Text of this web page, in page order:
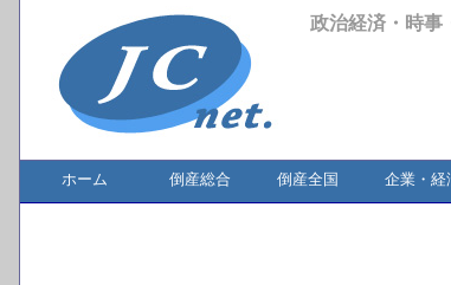
政治経済・時事
ホーム 倒産総合 倒産全国 企業・経